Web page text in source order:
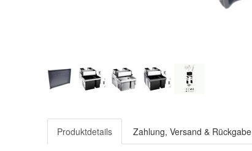
Produktdetails Zahlung, Versand & Rückgabe